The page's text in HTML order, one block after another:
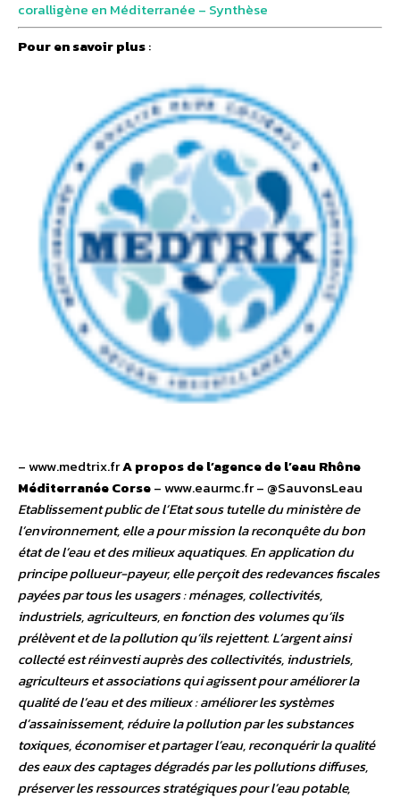
coralligène en Méditerranée – Synthèse
Pour en savoir plus:
– www.medtrix.frA propos de l’agence de l’eau Rhône
Méditerranée Corse– www.eaurmc.fr – @SauvonsLeau
Etablissement public de l’Etat sous tutelle du ministère de
l’environnement, elle a pour mission la reconquête du bon
état de l’eau et des milieux aquatiques. En application du
principe pollueur-payeur, elle perçoit des redevances fiscales
payées par tous les usagers : ménages, collectivités,
industriels, agriculteurs, en fonction des volumes qu’ils
prélèvent et de la pollution qu’ils rejettent. L’argent ainsi
collecté est réinvesti auprès des collectivités, industriels,
agriculteurs et associations qui agissent pour améliorer la
qualité de l’eau et des milieux : améliorer les systèmes
d’assainissement, réduire la pollution par les substances
toxiques, économiser et partager l’eau, reconquérir la qualité
des eaux des captages dégradés par les pollutions diffuses,
préserver les ressources stratégiques pour l’eau potable,